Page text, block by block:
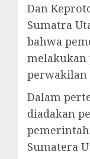
Dan
Sumatra
bahwa
melakukan
perwakilan
Dalam
diadakan
Sumatera